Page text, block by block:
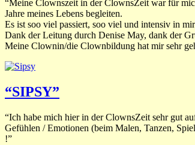
“Meine Clownszeit in der ClownsZeit war für
Jahre meines Lebens begleiten.
Es ist soo viel passiert, soo viel und intensiv in
Dank der Leitung durch Denise May, dank der
Meine Clownin/die Clownbildung hat mir sehr
“SIPSY”
“Ich habe mich hier in der ClownsZeit sehr gut
Gefühlen / Emotionen (beim Malen, Tanzen,
!”